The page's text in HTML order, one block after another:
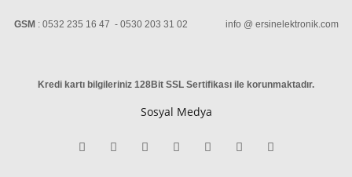
GSM : 0532 235 16 47 - 0530 203 31 02 info @ ersinelektronik.com
Kredi kartı bilgileriniz 128Bit SSL Sertifikası ile korunmaktadır.
Sosyal Medya